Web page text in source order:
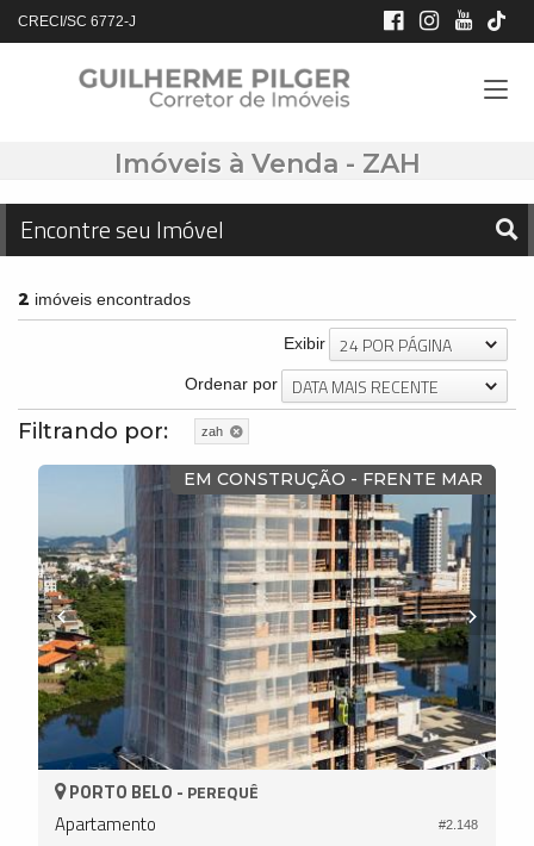
CRECI/SC 6772-J
Imóveis à Venda - ZAH
Encontre seu Imóvel
2 imóveis encontrados
Exibir 24 POR PÁGINA
Ordenar por DATA MAIS RECENTE
Filtrando por: zah
EM CONSTRUÇÃO - FRENTE MAR
#2.148
PORTO BELO - PEREQUÊ
Apartamento